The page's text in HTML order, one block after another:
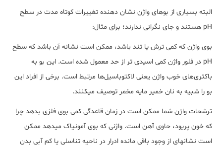
البته بسیاری از بوهای واژن نشان دهنده تغییرات کوتاه مدت در سطح
pH هستند و جای نگرانی ندارند؛ برای مثال:
بوی واژن که کمی ترش یا تند باشد، ممکن است نشانه آن باشد که سطح
pH در فلور واژن کمی اسیدی تر از حد معمول شده است. این بو به
باکتری‌های خوب واژن یعنی لاکتوباسیل‌ها مرتبط است. برخی از افراد این
بو را شبیه به نان خمیر مایه مخمر توصیف می‎کنند.
ترشحات واژن شما ممکن است در زمان قاعدگی کمی بوی فلزی بدهد چرا
که خون پریود، حاوی آهن است. واژنی که بوی آمونیاک می‎دهد ممکن
است نشانه‎ای از وجود باقی مانده ادرار در ناحیه تناسلی یا کم آبی بدن